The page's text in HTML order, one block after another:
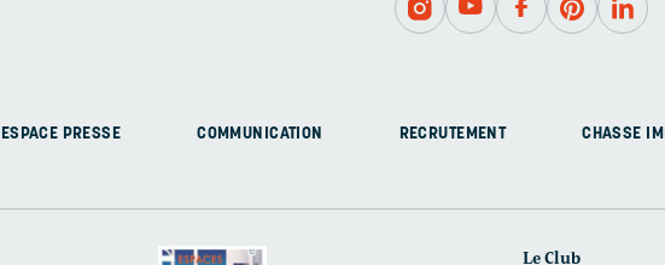
ESPACE PRESSE COMMUNICATION RECRUTEMENT CHASSE
Le Club